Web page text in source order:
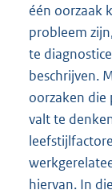
één oorzaak
probleem
te
beschrijven.
oorzaken die
valt te
leefstijl
hiervan. In